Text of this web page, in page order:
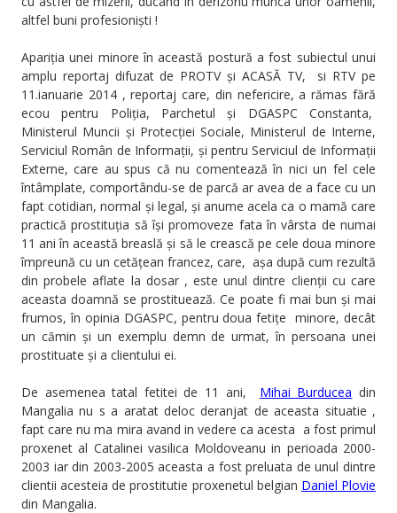
altfel buni profesioniști !
Apariția unei minore în această postură a fost subiectul unui
amplu reportaj difuzat de PROTV și ACASĂ TV, si RTV pe
11.ianuarie 2014 , reportaj care, din nefericire, a rămas fără
ecou pentru Poliția, Parchetul și DGASPC Constanta,
Ministerul Muncii și Protecției Sociale, Ministerul de Interne,
Serviciul Român de Informații, și pentru Serviciul de Informații
Externe, care au spus că nu comentează în nici un fel cele
întâmplate, comportându-se de parcă ar avea de a face cu un
fapt cotidian, normal și legal, și anume acela ca o mamă care
practică prostituția să își promoveze fata în vârsta de numai
11 ani în această breaslă și să le crească pe cele doua minore
împreună cu un cetățean francez, care, așa după cum rezultă
din probele aflate la dosar , este unul dintre clienții cu care
aceasta doamnă se prostituează. Ce poate fi mai bun și mai
frumos, în opinia DGASPC, pentru doua fetițe minore, decât
un cămin și un exemplu demn de urmat, în persoana unei
prostituate și a clientului ei.
De asemenea tatal fetitei de 11 ani, Mihai Burducea din
Mangalia nu s a aratat deloc deranjat de aceasta situatie ,
fapt care nu ma mira avand in vedere ca acesta a fost primul
proxenet al Catalinei vasilica Moldoveanu in perioada 2000-
2003 iar din 2003-2005 aceasta a fost preluata de unul dintre
clientii acesteia de prostitutie proxenetul belgian Daniel Plovie
din Mangalia.